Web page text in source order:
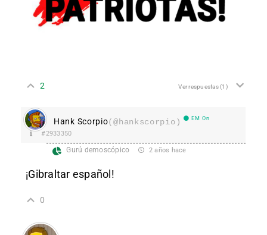
2 Ver respuestas(1)
Hank Scorpio(@hankscorpio) EM On
#2933350
Gurú demoscópico 2 años hace
¡Gibraltar español!
0